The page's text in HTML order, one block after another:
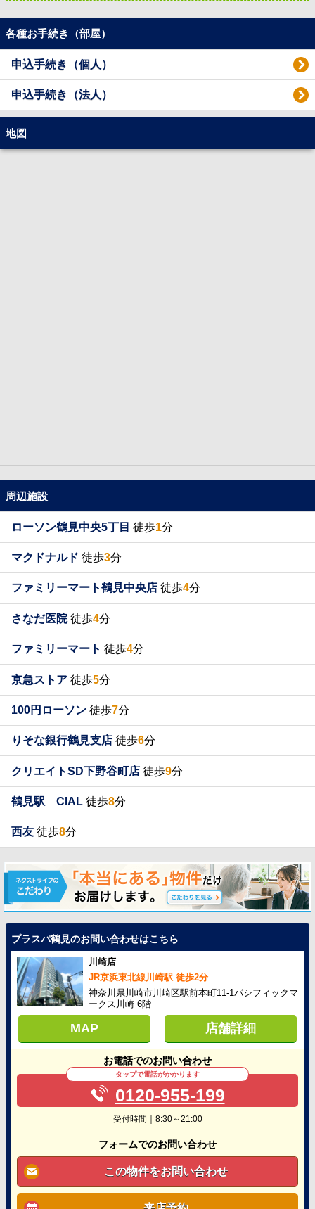
各種お手続き（部屋）
申込手続き（個人）
申込手続き（法人）
地図
周辺施設
ローソン鶴見中央5丁目 徒歩1分
マクドナルド 徒歩3分
ファミリーマート鶴見中央店 徒歩4分
さなだ医院徒歩4分
ファミリーマート 徒歩4分
京急ストア 徒歩5分
100円ローソン 徒歩7分
りそな銀行鶴見支店 徒歩6分
クリエイトSD下野谷町店 徒歩9分
鶴見駅 CIAL 徒歩8分
西友 徒歩8分
プラスパ鶴見のお問い合わせはこちら
川崎店
JR京浜東北線川崎駅 徒歩2分
神奈川県川崎市川崎区駅前本町11-1パシフィックマ
ークス川崎 6階
MAP 店舗詳細
お電話でのお問い合わせ
タップで電話がかかります
0120-955-199
受付時間｜8:30～21:00
フォームでのお問い合わせ
この物件をお問い合わせ